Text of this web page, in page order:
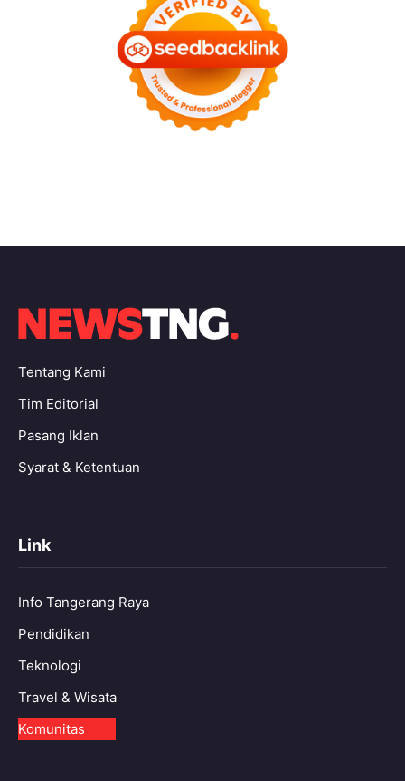
Tentang Kami
Tim Editorial
Pasang Iklan
Syarat & Ketentuan
Link
Info Tangerang Raya
Pendidikan
Teknologi
Travel & Wisata
Komunitas